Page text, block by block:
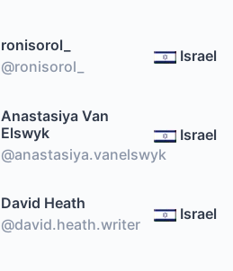
ronisorol_
@ronisorol_
Israel
Anastasiya Van
Elswyk
@anastasiya.vanelswyk
Israel
David Heath
@david.heath.writer
Israel